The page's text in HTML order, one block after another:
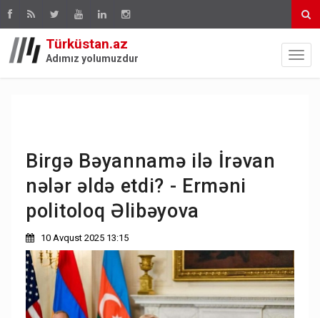
Türküstan.az
Adımız yolumuzdur
Birgə Bəyannamə ilə İrəvan
nələr əldə etdi? - Erməni
politoloq Əlibəyova
10 Avqust 2025 13:15